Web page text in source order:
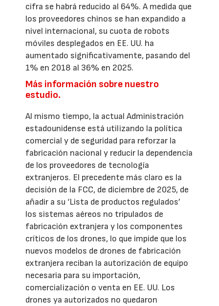
cifra se habrá reducido al 64%. A medida que
los proveedores chinos se han expandido a
nivel internacional, su cuota de robots
móviles desplegados en EE. UU. ha
aumentado significativamente, pasando del
1% en 2018 al 36% en 2025.
Más información sobre nuestro
estudio.
Al mismo tiempo, la actual Administración
estadounidense está utilizando la política
comercial y de seguridad para reforzar la
fabricación nacional y reducir la dependencia
de los proveedores de tecnología
extranjeros. El precedente más claro es la
decisión de la FCC, de diciembre de 2025, de
añadir a su ‘Lista de productos regulados’
los sistemas aéreos no tripulados de
fabricación extranjera y los componentes
críticos de los drones, lo que impide que los
nuevos modelos de drones de fabricación
extranjera reciban la autorización de equipo
necesaria para su importación,
comercialización o venta en EE. UU. Los
drones ya autorizados no quedaron